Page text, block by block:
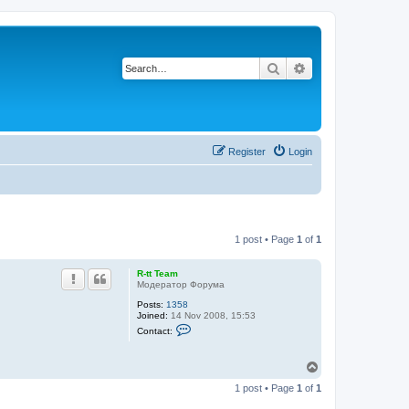
Search
Login
Register
1 post • Page 1 of 1
R-tt Team
Модератор Форума
Posts: 1358
Joined: 14 Nov 2008, 15:53
Contact:
c
p
1 post • Page 1 of 1